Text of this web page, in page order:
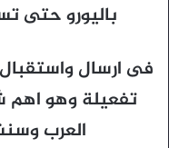
باليورو حتى
فى ارسال
تفعيلة وهو
العرب